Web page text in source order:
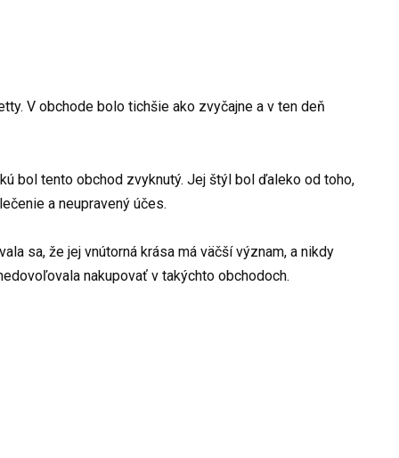
V obchode bolo tichšie ako zvyčajne a v ten deň
bol tento obchod zvyknutý. Jej štýl bol ďaleko od toho,
a neupravený účes.
sa, že jej vnútorná krása má väčší význam, a nikdy
nakupovať v takýchto obchodoch.